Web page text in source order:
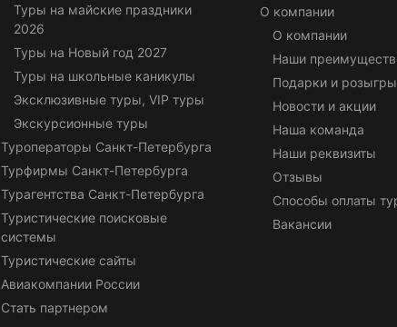
Туры на майские праздники
2026
Туры на Новый год 2027
Туры на школьные каникулы
Эксклюзивные туры, VIP туры
Экскурсионные туры
Туроператоры Санкт-Петербурга
Турфирмы Санкт-Петербурга
Турагентства Санкт-Петербурга
Туристические поисковые
системы
Туристические сайты
Авиакомпании России
Стать партнером
О компании
О компании
Наши
Подарки и
Новости и акции
Наша команда
Наши реквизиты
Отзывы
Способы оплаты
Вакансии